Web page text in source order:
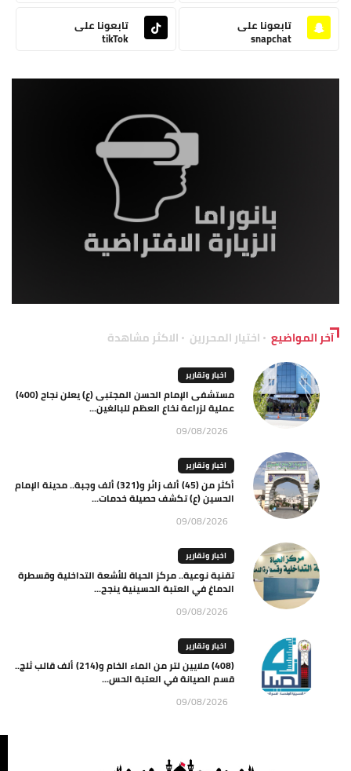
تابعونا على
snapchat
تابعونا على
tikTok
آخر المواضيع اختيار المحررين الاكثر مشاهدة
اخبار وتقارير
مستشفى الإمام الحسن المجتبى (ع) يعلن نجاح (400)
عملية لزراعة نخاع العظم للبالغين...
09/08/2026
اخبار وتقارير
أكثر من (45) ألف زائر و(321) ألف وجبة.. مدينة الإمام
الحسين (ع) تكشف حصيلة خدمات...
09/08/2026
اخبار وتقارير
تقنية نوعية.. مركز الحياة للأشعة التداخلية وقسطرة
الدماغ في العتبة الحسينية ينجح...
09/08/2026
اخبار وتقارير
(408) ملايين لتر من الماء الخام و(214) ألف قالب ثلج..
قسم الصيانة في العتبة الحس...
09/08/2026